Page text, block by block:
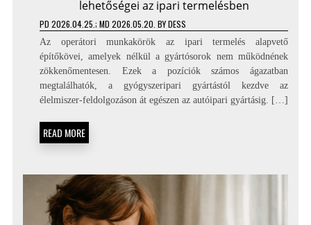
lehetőségei az ipari termelésben
PD 2026.04.25.; MD 2026.05.20. BYDESS
Az operátori munkakörök az ipari termelés alapvető
építőkövei, amelyek nélkül a gyártósorok nem működnének
zökkenőmentesen. Ezek a pozíciók számos ágazatban
megtalálhatók, a gyógyszeripari gyártástól kezdve az
élelmiszer-feldolgozáson át egészen az autóipari gyártásig. […]
READ MORE